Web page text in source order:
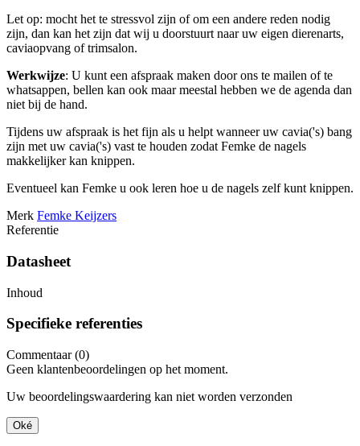
Let op: mocht het te stressvol zijn of om een andere reden nodig
zijn, dan kan het zijn dat wij u doorstuurt naar uw eigen dierenarts,
caviaopvang of trimsalon.
Werkwijze: U kunt een afspraak maken door ons te mailen of te
whatsappen, bellen kan ook maar meestal hebben we de agenda dan
niet bij de hand.
Tijdens uw afspraak is het fijn als u helpt wanneer uw cavia('s) bang
zijn met uw cavia('s) vast te houden zodat Femke de nagels
makkelijker kan knippen.
Eventueel kan Femke u ook leren hoe u de nagels zelf kunt knippen.
Merk Femke Keijzers
Referentie
Datasheet
Inhoud
Specifieke referenties
Commentaar (0)
Geen klantenbeoordelingen op het moment.
Uw beoordelingswaardering kan niet worden verzonden
Oké